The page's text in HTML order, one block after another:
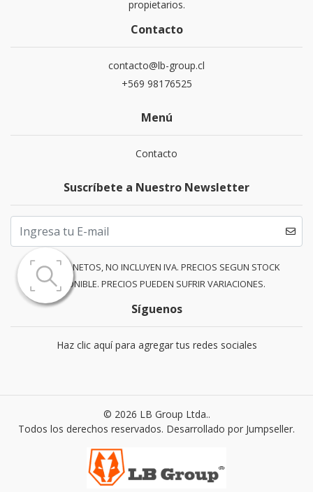
propietarios.
Contacto
contacto@lb-group.cl
+569 98176525
Menú
Contacto
Suscríbete a Nuestro Newsletter
PRECIOS NETOS, NO INCLUYEN IVA. PRECIOS SEGUN STOCK
DISPONIBLE. PRECIOS PUEDEN SUFRIR VARIACIONES.
Síguenos
Haz clic aquí para agregar tus redes sociales
© 2026 LB Group Ltda..
Todos los derechos reservados. Desarrollado por Jumpseller.